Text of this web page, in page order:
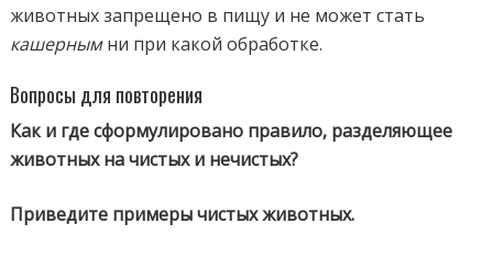
животных запрещено в пищу и не может стать
кашернымни при какой обработке.
Вопросы для повторения
Как и где сформулировано правило, разделяющее
животных на чистых и нечистых?
Приведите примеры чистых животных.